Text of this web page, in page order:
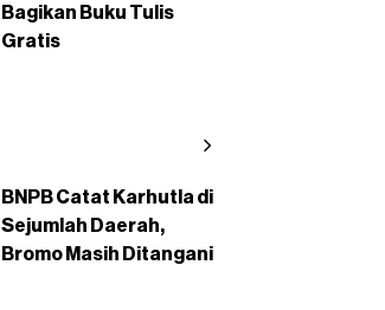
Bagikan Buku Tulis
Gratis
BNPB Catat Karhutla di
Sejumlah Daerah,
Bromo Masih Ditangani